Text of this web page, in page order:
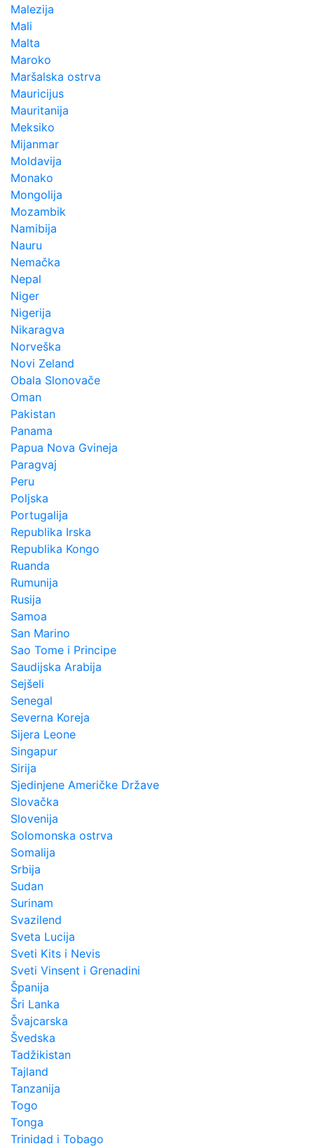
Malezija
Mali
Malta
Maroko
Maršalska ostrva
Mauricijus
Mauritanija
Meksiko
Mijanmar
Moldavija
Monako
Mongolija
Mozambik
Namibija
Nauru
Nemačka
Nepal
Niger
Nigerija
Nikaragva
Norveška
Novi Zeland
Obala Slonovače
Oman
Pakistan
Panama
Papua Nova Gvineja
Paragvaj
Peru
Poljska
Portugalija
Republika Irska
Republika Kongo
Ruanda
Rumunija
Rusija
Samoa
San Marino
Sao Tome i Principe
Saudijska Arabija
Sejšeli
Senegal
Severna Koreja
Sijera Leone
Singapur
Sirija
Sjedinjene Američke Države
Slovačka
Slovenija
Solomonska ostrva
Somalija
Srbija
Sudan
Surinam
Svazilend
Sveta Lucija
Sveti Kits i Nevis
Sveti Vinsent i Grenadini
Španija
Šri Lanka
Švajcarska
Švedska
Tadžikistan
Tajland
Tanzanija
Togo
Tonga
Trinidad i Tobago